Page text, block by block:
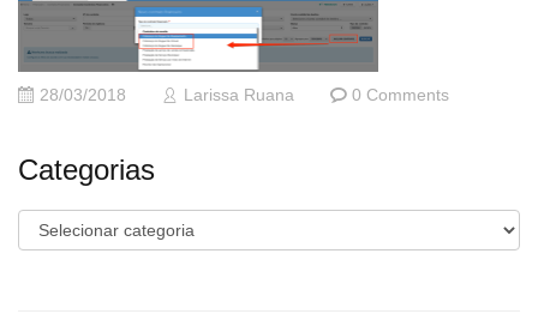
28/03/2018 Larissa Ruana 0 Comments
Categorias
Categorias